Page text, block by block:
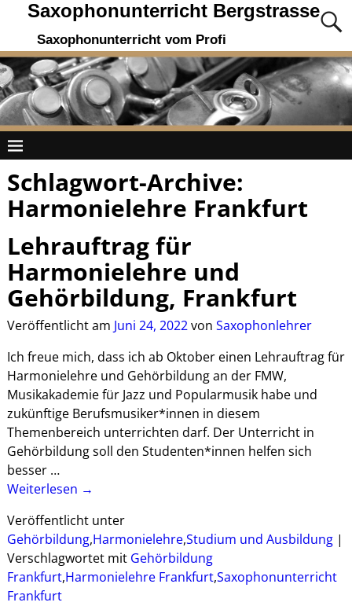
Saxophonunterricht Bergstrasse
Saxophonunterricht vom Profi
Schlagwort-Archive:
Harmonielehre Frankfurt
Lehrauftrag für
Harmonielehre und
Gehörbildung, Frankfurt
Veröffentlicht am Juni 24, 2022von Saxophonlehrer
Ich freue mich, dass ich ab Oktober einen Lehrauftrag für
Harmonielehre und Gehörbildung an der FMW,
Musikakademie für Jazz und Popularmusik habe und
zukünftige Berufsmusiker*innen in diesem
Themenbereich unterrichten darf. Der Unterricht in
Gehörbildung soll den Studenten*innen helfen sich
besser …
Weiterlesen →
Veröffentlicht unter
Gehörbildung,Harmonielehre,Studium und Ausbildung|
Verschlagwortet mit Gehörbildung
Frankfurt,Harmonielehre Frankfurt,Saxophonunterricht
Frankfurt